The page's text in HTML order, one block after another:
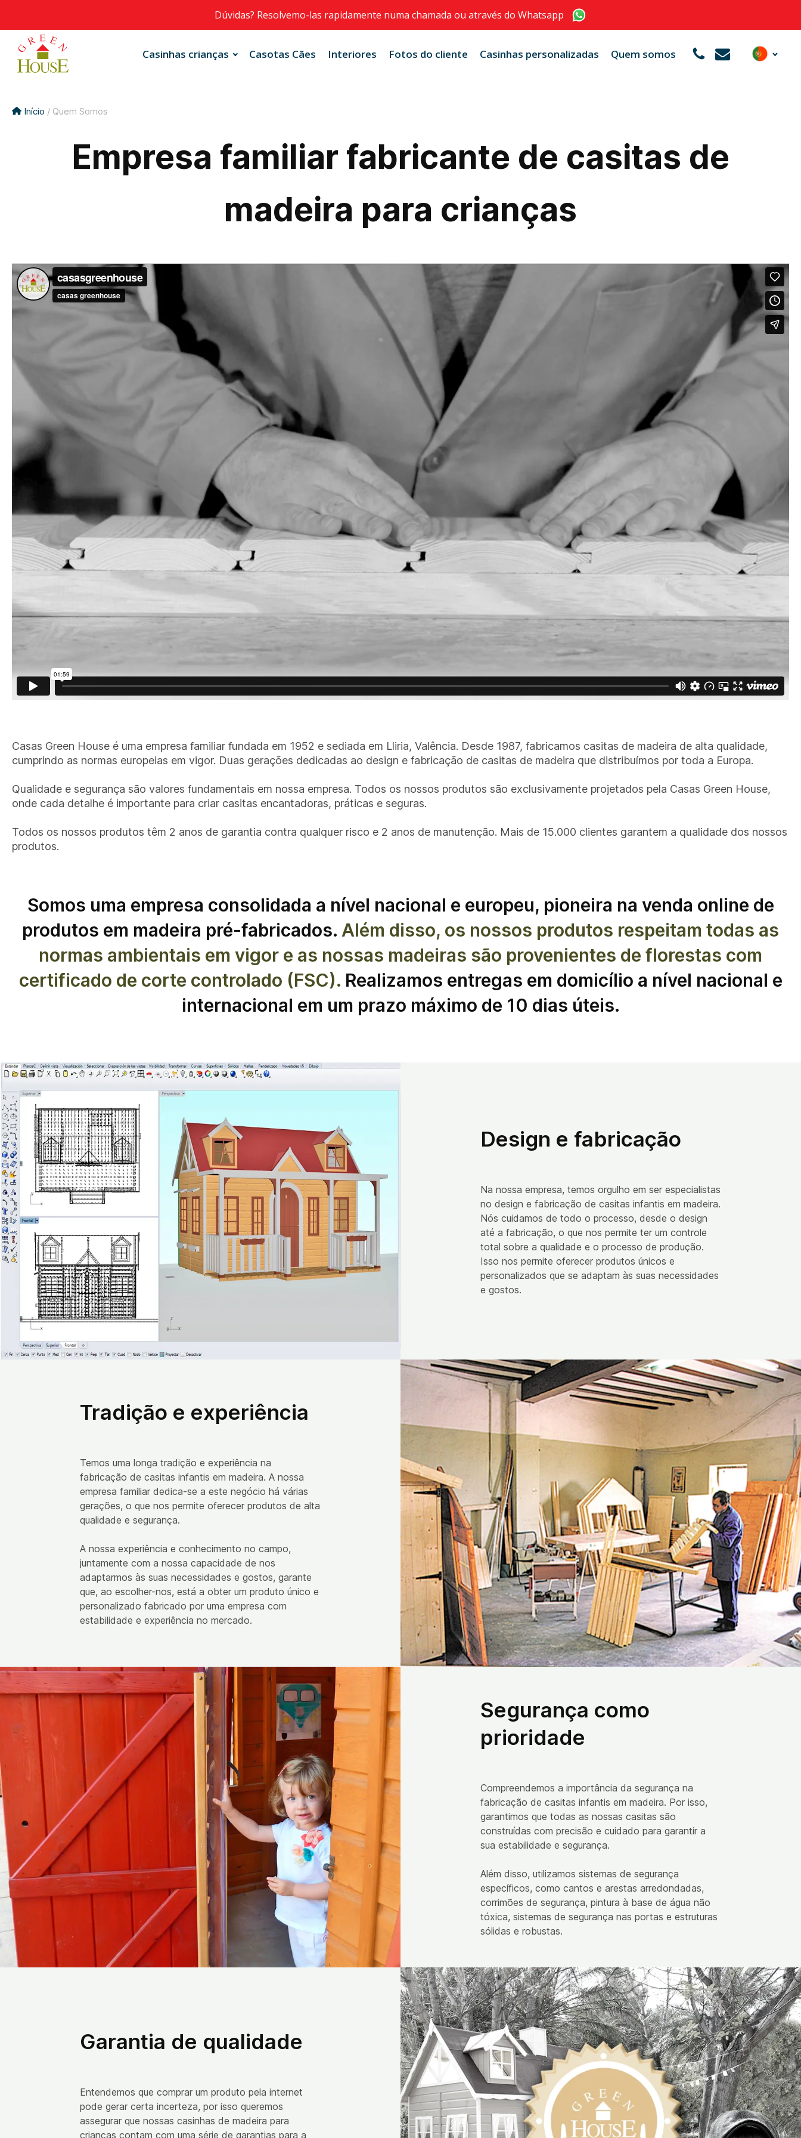
Dúvidas? Resolvemo-las rapidamente numa chamada ou através do Whatsapp
Casinhas crianças Casotas Cães Interiores Fotos do cliente Casinhas personalizadas Quem somos
Início / Quem Somos
Empresa familiar fabricante de casitas de
madeira para crianças
Casas Green House é uma empresa familiar fundada em 1952 e sediada em Lliria, Valência. Desde 1987, fabricamos casitas de madeira de alta qualidade,
cumprindo as normas europeias em vigor. Duas gerações dedicadas ao design e fabricação de casitas de madeira que distribuímos por toda a Europa.
Qualidade e segurança são valores fundamentais em nossa empresa. Todos os nossos produtos são exclusivamente projetados pela Casas Green House,
onde cada detalhe é importante para criar casitas encantadoras, práticas e seguras.
Todos os nossos produtos têm 2 anos de garantia contra qualquer risco e 2 anos de manutenção. Mais de 15.000 clientes garantem a qualidade dos nossos
produtos.
Somos uma empresa consolidada a nível nacional e europeu, pioneira na venda online de
produtos em madeira pré-fabricados. Além disso, os nossos produtos respeitam todas as
normas ambientais em vigor e as nossas madeiras são provenientes de florestas com
certificado de corte controlado (FSC). Realizamos entregas em domicílio a nível nacional e
internacional em um prazo máximo de 10 dias úteis.
Design e fabricação
Na nossa empresa, temos orgulho em ser especialistas
no design e fabricação de casitas infantis em madeira.
Nós cuidamos de todo o processo, desde o design
até a fabricação, o que nos permite ter um controle
total sobre a qualidade e o processo de produção.
Isso nos permite oferecer produtos únicos e
personalizados que se adaptam às suas necessidades
e gostos.
Tradição e experiência
Temos uma longa tradição e experiência na
fabricação de casitas infantis em madeira. A nossa
empresa familiar dedica-se a este negócio há várias
gerações, o que nos permite oferecer produtos de alta
qualidade e segurança.
A nossa experiência e conhecimento no campo,
juntamente com a nossa capacidade de nos
adaptarmos às suas necessidades e gostos, garante
que, ao escolher-nos, está a obter um produto único e
personalizado fabricado por uma empresa com
estabilidade e experiência no mercado.
Segurança como
prioridade
Compreendemos a importância da segurança na
fabricação de casitas infantis em madeira. Por isso,
garantimos que todas as nossas casitas são
construídas com precisão e cuidado para garantir a
sua estabilidade e segurança.
Além disso, utilizamos sistemas de segurança
específicos, como cantos e arestas arredondadas,
corrimões de segurança, pintura à base de água não
tóxica, sistemas de segurança nas portas e estruturas
sólidas e robustas.
Garantia de qualidade
Entendemos que comprar um produto pela internet
pode gerar certa incerteza, por isso queremos
assegurar que nossas casinhas de madeira para
crianças contam com uma série de garantias para a